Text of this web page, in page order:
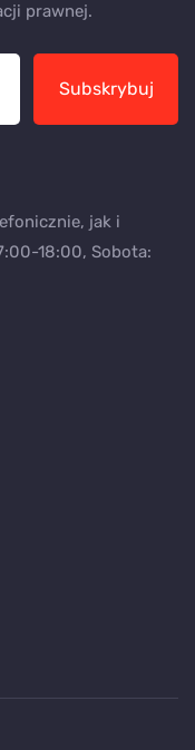
prawnej.
Subskrybuj
jak i
18:00, Sobota: